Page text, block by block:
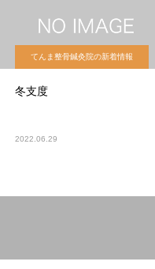
てんま整骨鍼灸院の新着情報
冬支度
2022.06.29